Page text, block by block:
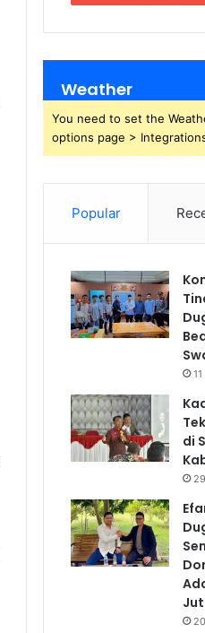
Weather
You need to set the
options page >
Popular
di